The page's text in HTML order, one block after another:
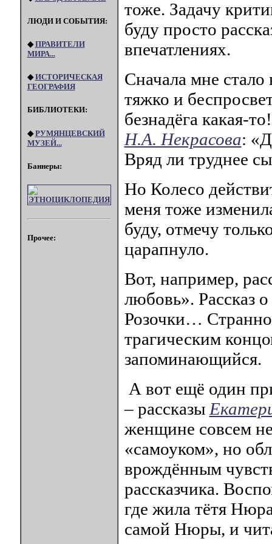
ЛЮДИ И СОБЫТИЯ:
◆ПРАВИТЕЛИ
МИРА...
◆ИСТОРИЧЕСКАЯ
ГЕОГРАФИЯ
БИБЛИОТЕКИ:
◆РУМЯНЦЕВСКИЙ
МУЗЕЙ...
Баннеры:
Прочее:
тоже. Задачу
буду просто
впечатлениях.
Сначала мне
тяжко и
безнадёга какая-
Н.А. Некрасова:
Вряд ли труднее
Но Колесо
меня тоже
буду, отмечу
царапнуло.
Вот, например,
любовь». Рассказ
Розочки…
трагическим
запоминающийся.
А вот ещё один
– рассказы
женщине совсем
«самоуком», но
врождённым
рассказчика.
где жила тётя
самой Нюры, и